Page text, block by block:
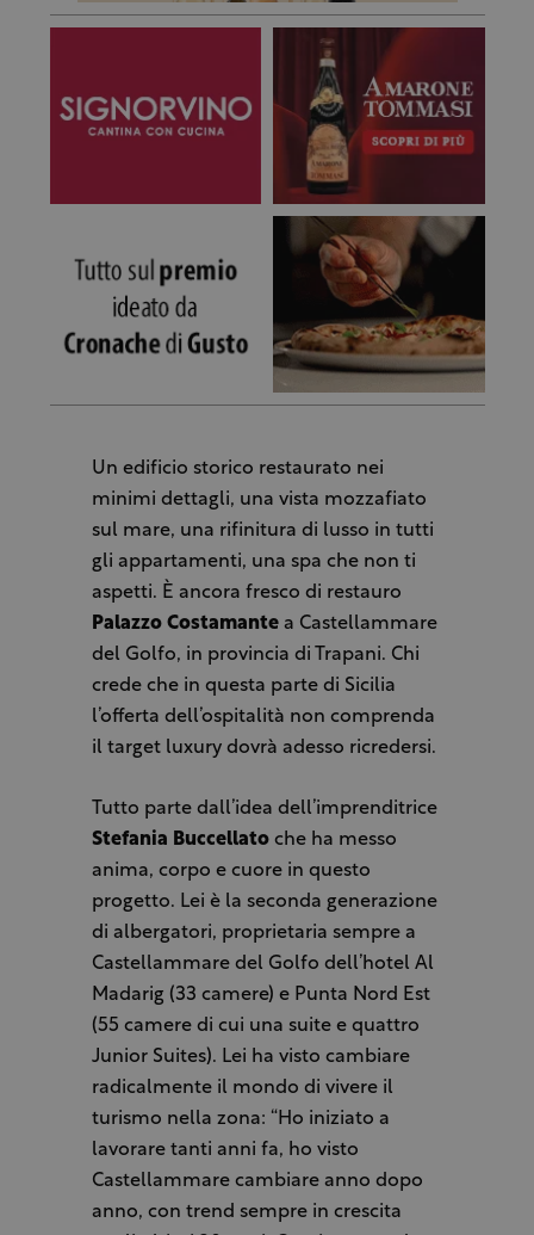
Un edificio storico restaurato nei
minimi dettagli, una vista mozzafiato
sul mare, una rifinitura di lusso in tutti
gli appartamenti, una spa che non ti
aspetti. È ancora fresco di restauro
Palazzo Costamantea Castellammare
del Golfo, in provincia di Trapani. Chi
crede che in questa parte di Sicilia
l’offerta dell’ospitalità non comprenda
il target luxury dovrà adesso ricredersi.
Tutto parte dall’idea dell’imprenditrice
Stefania Buccellatoche ha messo
anima, corpo e cuore in questo
progetto. Lei è la seconda generazione
di albergatori, proprietaria sempre a
Castellammare del Golfo dell’hotel Al
Madarig (33 camere) e Punta Nord Est
(55 camere di cui una suite e quattro
Junior Suites). Lei ha visto cambiare
radicalmente il mondo di vivere il
turismo nella zona: “Ho iniziato a
lavorare tanti anni fa, ho visto
Castellammare cambiare anno dopo
anno, con trend sempre in crescita